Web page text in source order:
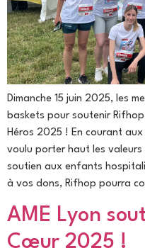
Dimanche 15 juin 2025, les
baskets pour soutenir
Héros 2025 ! En courant
voulu porter haut les
soutien aux enfants
à vos dons, Rifhop pourra
AME Lyon
Cœur 2025 !